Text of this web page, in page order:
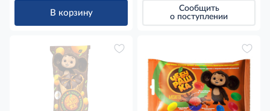
В корзину
Сообщить
о поступлении